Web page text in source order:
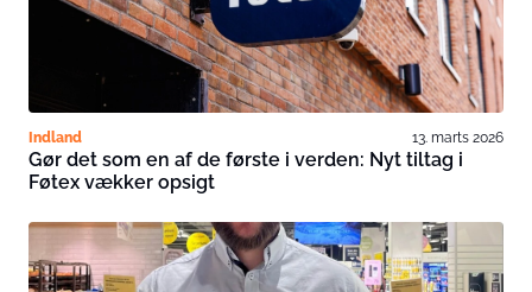
Indland 13. marts 2026
Gør det som en af de første i verden: Nyt tiltag i
Føtex vækker opsigt